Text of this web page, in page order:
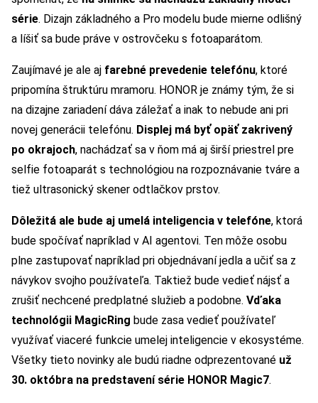
série. Dizajn základného a Pro modelu bude mierne odlišný
a líšiť sa bude práve v ostrovčeku s fotoaparátom.
Zaujímavé je ale aj farebné prevedenie telefónu, ktoré
pripomína štruktúru mramoru. HONOR je známy tým, že si
na dizajne zariadení dáva záležať a inak to nebude ani pri
novej generácii telefónu. Displej má byť opäť zakrivený
po okrajoch, nachádzať sa v ňom má aj širší priestrel pre
selfie fotoaparát s technológiou na rozpoznávanie tváre a
tiež ultrasonický skener odtlačkov prstov.
Dôležitá ale bude aj umelá inteligencia v telefóne, ktorá
bude spočívať napríklad v AI agentovi. Ten môže osobu
plne zastupovať napríklad pri objednávaní jedla a učiť sa z
návykov svojho používateľa. Taktiež bude vedieť nájsť a
zrušiť nechcené predplatné služieb a podobne. Vďaka
technológii MagicRing bude zasa vedieť používateľ
využívať viaceré funkcie umelej inteligencie v ekosystéme.
Všetky tieto novinky ale budú riadne odprezentované už
30. októbra na predstavení série HONOR Magic7.